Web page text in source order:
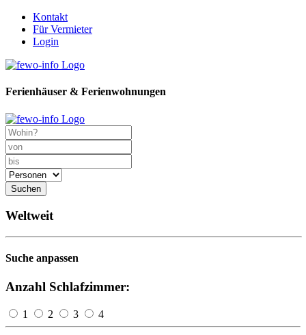
Kontakt
Für Vermieter
Login
Ferienhäuser & Ferienwohnungen
Suchen
Weltweit
Suche anpassen
Anzahl Schlafzimmer:
1 2 3 4